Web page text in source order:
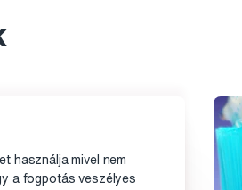
használja mivel nem
a fogpotás veszélyes